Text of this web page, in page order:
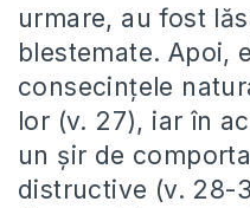
urmare, au fost
blestemate. Apoi,
consecințele
lor (v. 27), iar în
un șir de
distructive (v. 28-